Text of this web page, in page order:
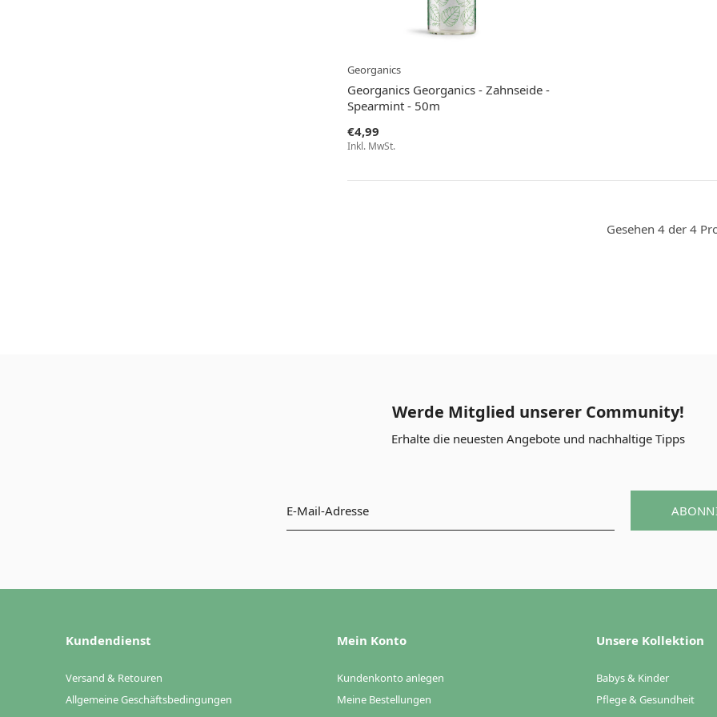
Georganics
Georganics Georganics - Zahnseide -
Spearmint - 50m
€4,99
Inkl. MwSt.
Gesehen 4 der 4
Werde Mitglied unserer Community!
Erhalte die neuesten Angebote und nachhaltige Tipps
Kundendienst
Versand & Retouren
Allgemeine Geschäftsbedingungen
Mein Konto
Kundenkonto anlegen
Meine Bestellungen
Unsere Kollektion
Babys & Kinder
Pflege & Gesundheit